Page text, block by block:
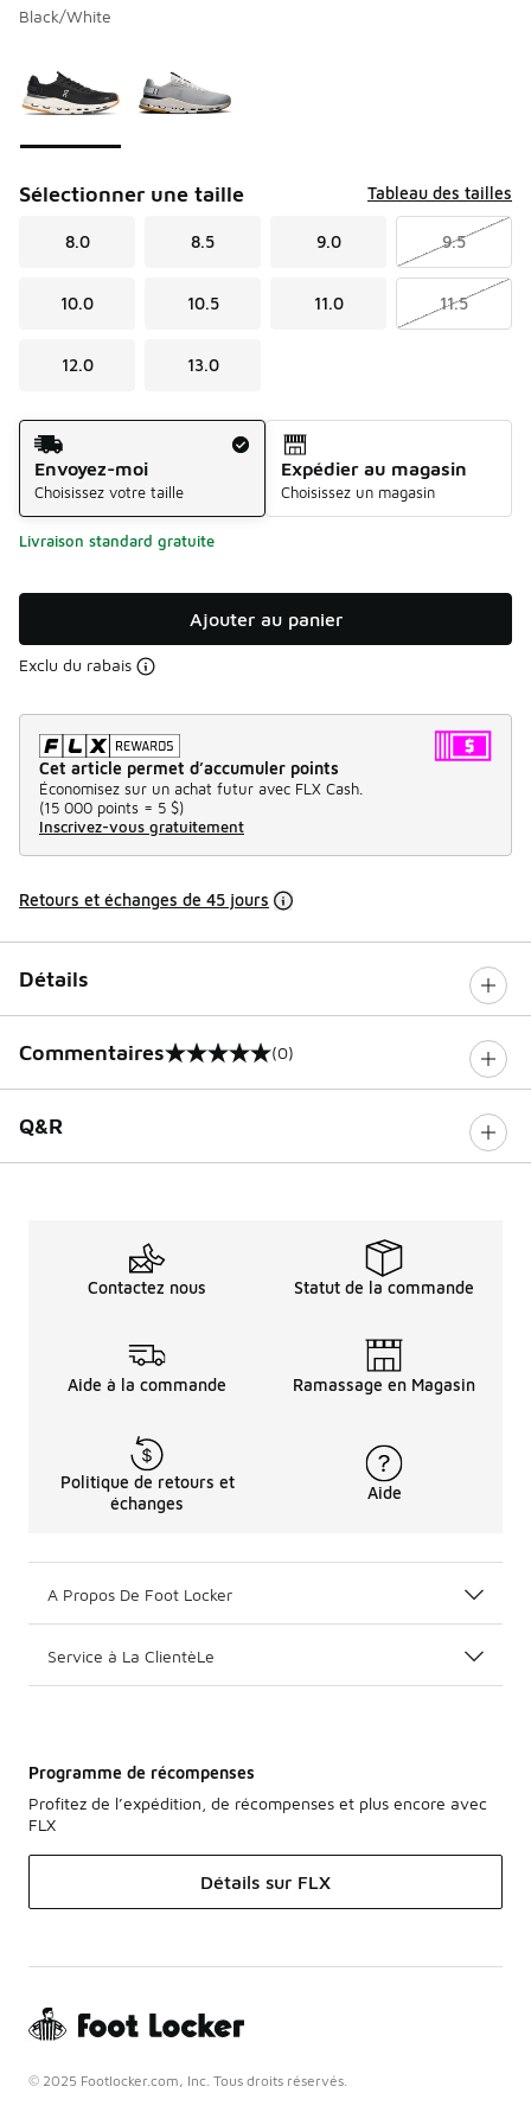
Black/White
Sélectionner une taille Tableau des tailles
8.0 8.5 9.0 9.5
10.0 10.5 11.0 11.5
12.0 13.0
Méthode d’expédition
Envoyez-moi
Choisissez votre taille
Expédier au magasin
Choisissez un magasin
Livraison standard gratuite
Ajouter au panier
Exclu du rabais
Cet article permet d’accumuler points
Économisez sur un achat futur avec FLX Cash.
(15 000 points = 5 $)
Inscrivez-vous gratuitement
Retours et échanges de 45 jours
Détails
Commentaires
0 sur 5 notes (0)
Q&R
Contactez nous Statut de la commande
Aide à la commande Ramassage en Magasin
Politique de retours et
échanges
Aide
A Propos De Foot Locker
Service à La ClientèLe
Programme de récompenses
Profitez de l’expédition, de récompenses et plus encore avec
FLX
Détails sur FLX
© 2025 Footlocker.com, Inc. Tous droits réservés.